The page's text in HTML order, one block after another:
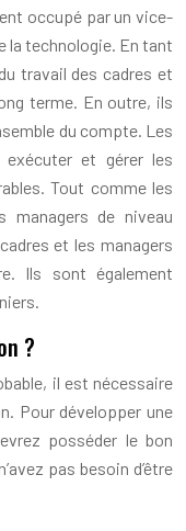
occupé par un vice-
la technologie. En tant
travail des cadres et
terme. En outre, ils
du compte. Les
et gérer les
Tout comme les
managers de niveau
et les managers
Ils sont également
?
il est nécessaire
Pour développer une
posséder le bon
pas besoin d’être